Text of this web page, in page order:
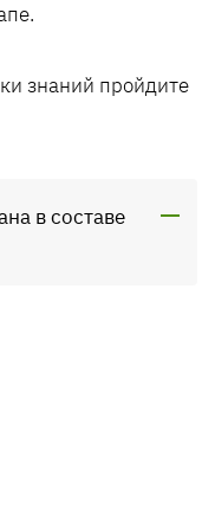
знаний пройдите
в составе